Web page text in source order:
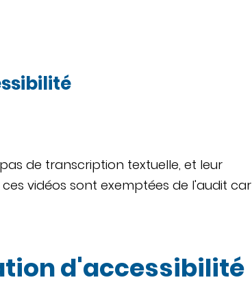
de transcription textuelle, et leur
vidéos sont exemptées de l'audit car
d'accessibilité